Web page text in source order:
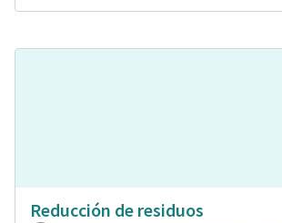
Reducción de residuos